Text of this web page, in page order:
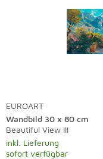
EUROART
Wandbild 30 x 80 cm
Beautiful View III
inkl. Lieferung
sofort verfügbar